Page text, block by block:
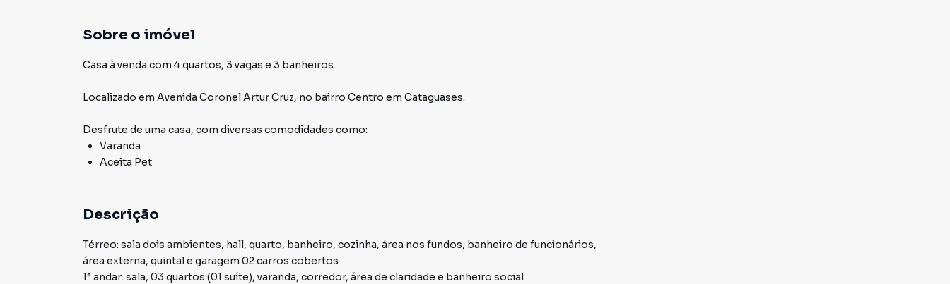
Sobre o imóvel
Casa à venda com 4 quartos, 3 vagas e 3 banheiros.
Localizado em Avenida Coronel Artur Cruz, no bairro Centro em Cataguases.
Desfrute de uma casa, com diversas comodidades como:
Varanda
Aceita Pet
Descrição
Térreo: sala dois ambientes, hall, quarto, banheiro, cozinha, área nos fundos, banheiro de funcionários,
área externa, quintal e garagem 02 carros cobertos
1° andar: sala, 03 quartos (01 suíte), varanda, corredor, área de claridade e banheiro social